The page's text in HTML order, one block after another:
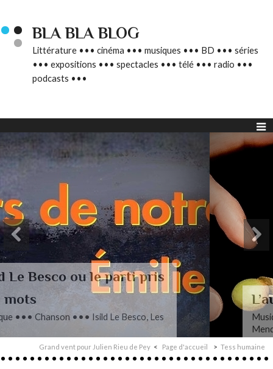
BLA BLA BLOG
Littérature ••• cinéma ••• musiques ••• BD ••• séries
••• expositions ••• spectacles ••• télé ••• radio •••
podcasts •••
L’autre Mendelssohn
Musique ••• Classique ••• Fanny
Grand vent pour Julien Rieu de Pey Page d'accueil Tess humaine